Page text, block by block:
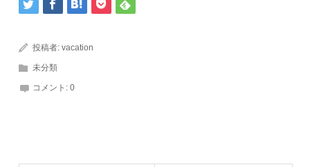
投稿者:vacation
未分類
コメント:0